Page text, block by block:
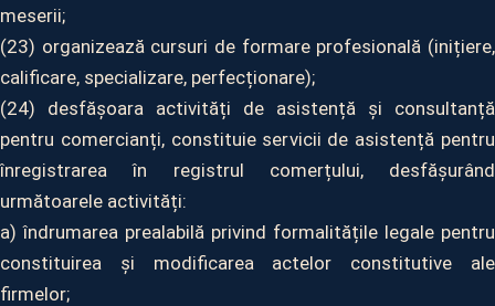
meserii;
(23) organizează cursuri de formare profesională (inițiere,
calificare, specializare, perfecționare);
(24) desfășoara activități de asistență și consultanță
pentru comercianți, constituie servicii de asistență pentru
înregistrarea în registrul comerțului, desfășurând
următoarele activități:
a) îndrumarea prealabilă privind formalitățile legale pentru
constituirea și modificarea actelor constitutive ale
firmelor;